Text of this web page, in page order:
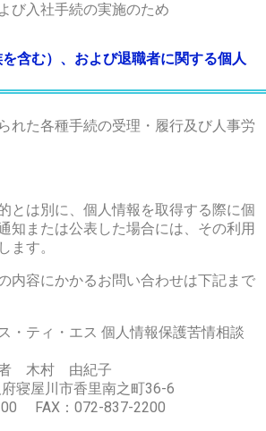
び入社手続の実施のため
含む）、および退職者に関する個人
れた各種手続の受理・履行及び人事労
とは別に、個人情報を取得する際に個
知または公表した場合には、その利用
ます。
内容にかかるお問い合わせは下記まで
・ティ・エス 個人情報保護苦情相談
者 木村 由紀子
寝屋川市香里南之町36-6
FAX：072-837-2200